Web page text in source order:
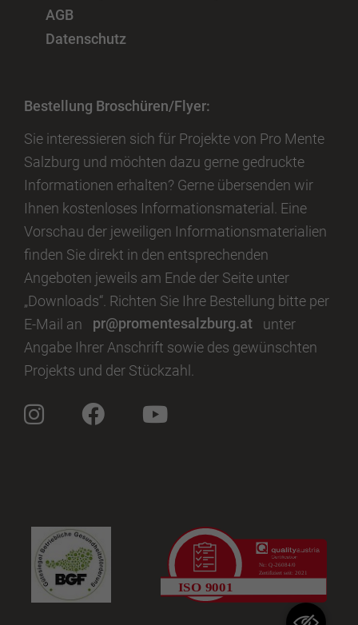
AGB
Datenschutz
Bestellung Broschüren/Flyer:
Sie interessieren sich für Projekte von Pro Mente
Salzburg und möchten dazu gerne gedruckte
Informationen erhalten? Gerne übersenden wir
Ihnen kostenloses Informationsmaterial. Eine
Vorschau der jeweiligen Informationsmaterialien
finden Sie direkt in den entsprechenden
Angeboten jeweils am Ende der Seite unter
„Downloads“. Richten Sie Ihre Bestellung bitte per
E-Mail an
pr@promentesalzburg.at
unter
Angabe Ihrer Anschrift sowie des gewünschten
Projekts und der Stückzahl.